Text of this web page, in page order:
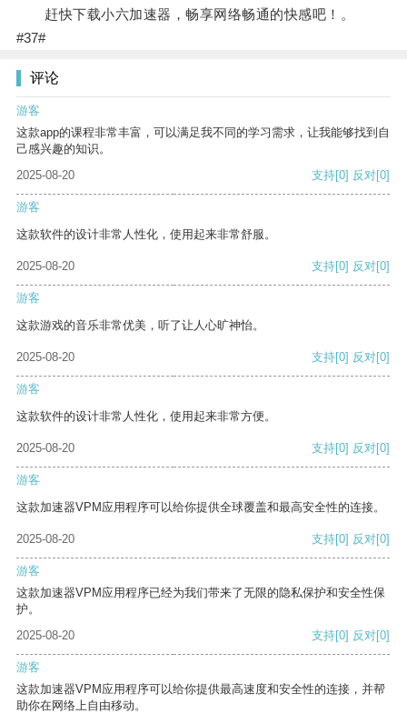
赶快下载小六加速器，畅享网络畅通的快感吧！。
#37#
评论
游客
这款app的课程非常丰富，可以满足我不同的学习需求，让我能够找到自
己感兴趣的知识。
2025-08-20
支持[0] 反对[0]
游客
这款软件的设计非常人性化，使用起来非常舒服。
2025-08-20 支持[0] 反对[0]
游客
这款游戏的音乐非常优美，听了让人心旷神怡。
2025-08-20 支持[0] 反对[0]
游客
这款软件的设计非常人性化，使用起来非常方便。
2025-08-20 支持[0] 反对[0]
游客
这款加速器VPM应用程序可以给你提供全球覆盖和最高安全性的连接。
2025-08-20 支持[0] 反对[0]
游客
这款加速器VPM应用程序已经为我们带来了无限的隐私保护和安全性保
护。
2025-08-20
支持[0] 反对[0]
游客
这款加速器VPM应用程序可以给你提供最高速度和安全性的连接，并帮
助你在网络上自由移动。